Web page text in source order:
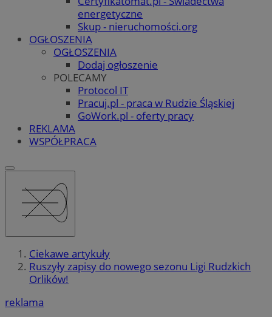
energetyczne
Skup - nieruchomości.org
OGŁOSZENIA
OGŁOSZENIA
Dodaj ogłoszenie
POLECAMY
Protocol IT
Pracuj.pl - praca w Rudzie Śląskiej
GoWork.pl - oferty pracy
REKLAMA
WSPÓŁPRACA
Ciekawe artykuły
Ruszyły zapisy do nowego sezonu Ligi Rudzkich
Orlików!
reklama